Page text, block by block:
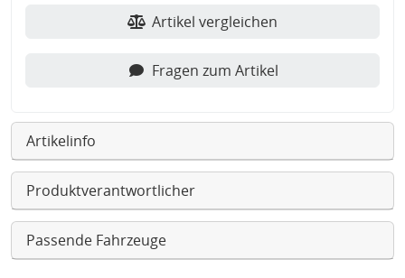
Artikel vergleichen
Fragen zum Artikel
Artikelinfo
Produktverantwortlicher
Passende Fahrzeuge